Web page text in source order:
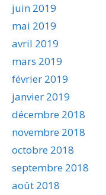
juin 2019
mai 2019
avril 2019
mars 2019
février 2019
janvier 2019
décembre 2018
novembre 2018
octobre 2018
septembre 2018
août 2018